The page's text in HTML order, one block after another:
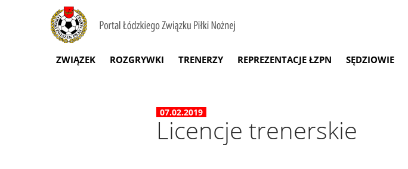
ZWIĄZEK ROZGRYWKI TRENERZY REPREZENTACJE ŁZPN SĘDZIOWIE
07.02.2019
Licencje trenerskie